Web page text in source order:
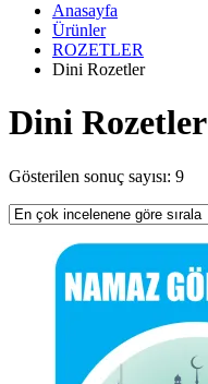
Anasayfa
Ürünler
ROZETLER
Dini Rozetler
Dini Rozetler
Gösterilen sonuç sayısı: 9